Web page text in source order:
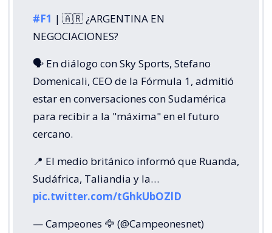
#F1 | 🇦🇷 ¿ARGENTINA EN
NEGOCIACIONES?
🗣️ En diálogo con Sky Sports, Stefano
Domenicali, CEO de la Fórmula 1, admitió
estar en conversaciones con Sudamérica
para recibir a la "máxima" en el futuro
cercano.
📍 El medio británico informó que Ruanda,
Sudáfrica, Taliandia y la…
pic.twitter.com/tGhkUbOZlD
— Campeones 🦅 (@Campeonesnet)